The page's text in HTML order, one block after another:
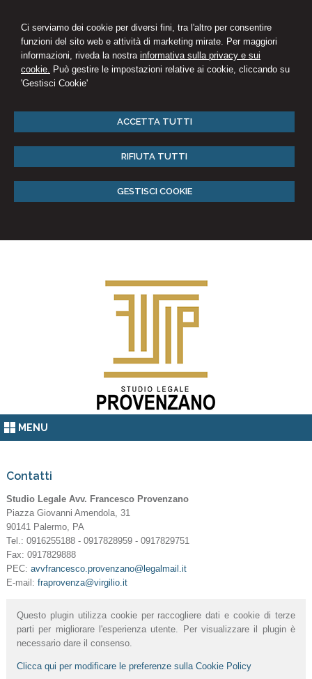
Ci serviamo dei cookie per diversi fini, tra l'altro per consentire
funzioni del sito web e attività di marketing mirate. Per maggiori
informazioni, riveda la nostra informativa sulla privacy e sui
cookie. Può gestire le impostazioni relative ai cookie, cliccando su
'Gestisci Cookie'
ACCETTA TUTTI
RIFIUTA TUTTI
GESTISCI COOKIE
MENU
Contatti
Studio Legale Avv. Francesco Provenzano
Piazza Giovanni Amendola, 31
90141 Palermo, PA
Tel.: 0916255188 - 0917828959 - 0917829751
Fax: 0917829888
PEC: avvfrancesco.provenzano@legalmail.it
E-mail: fraprovenza@virgilio.it
Questo plugin utilizza cookie per raccogliere dati e cookie di terze
parti per migliorare l'esperienza utente. Per visualizzare il plugin è
necessario dare il consenso.
Clicca qui per modificare le preferenze sulla Cookie Policy